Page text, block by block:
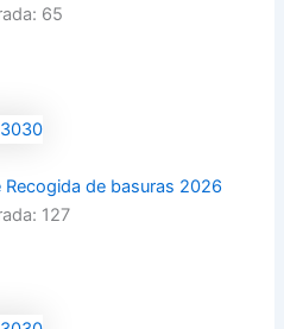
65
de basuras 2026
127